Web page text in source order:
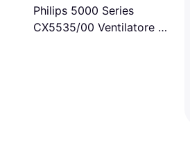
Philips 5000 Series
CX5535/00 Ventilatore A